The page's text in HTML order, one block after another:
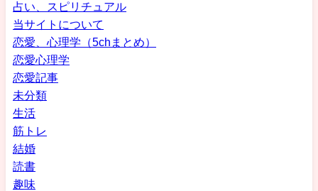
占い、スピリチュアル
当サイトについて
恋愛、心理学（5chまとめ）
恋愛心理学
恋愛記事
未分類
生活
筋トレ
結婚
読書
趣味